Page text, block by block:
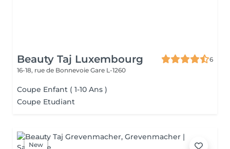
Beauty Taj Luxembourg
6
16-18, rue de Bonnevoie Gare L-1260
Coupe Enfant ( 1-10 Ans )
Coupe Etudiant
New